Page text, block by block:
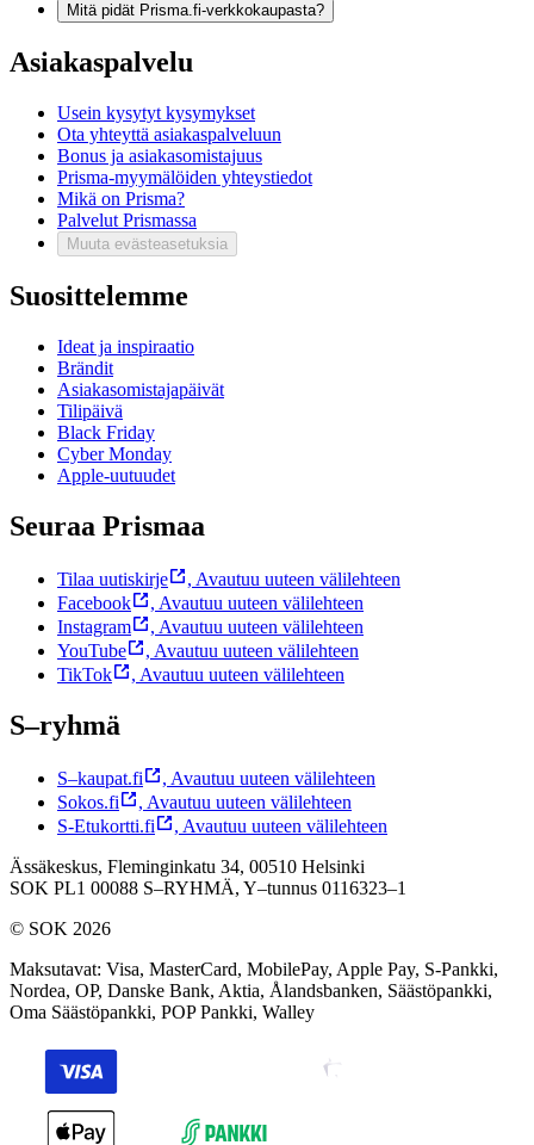
Mitä pidät Prisma.fi-verkkokaupasta?
Asiakaspalvelu
Usein kysytyt kysymykset
Ota yhteyttä asiakaspalveluun
Bonus ja asiakasomistajuus
Prisma-myymälöiden yhteystiedot
Mikä on Prisma?
Palvelut Prismassa
Muuta evästeasetuksia
Suosittelemme
Ideat ja inspiraatio
Brändit
Asiakasomistajapäivät
Tilipäivä
Black Friday
Cyber Monday
Apple-uutuudet
Seuraa Prismaa
Tilaa uutiskirje , Avautuu uuteen välilehteen
Facebook
, Avautuu uuteen välilehteen
Instagram
, Avautuu uuteen välilehteen
YouTube
, Avautuu uuteen välilehteen
TikTok
, Avautuu uuteen välilehteen
S–ryhmä
S–kaupat.fi , Avautuu uuteen välilehteen
Sokos.fi
, Avautuu uuteen välilehteen
S-Etukortti.fi
, Avautuu uuteen välilehteen
Ässäkeskus, Fleminginkatu 34, 00510 Helsinki
SOK PL1 00088 S–RYHMÄ, Y–tunnus 0116323–1
© SOK 2026
Maksutavat: Visa, MasterCard, MobilePay, Apple Pay, S-Pankki,
Nordea, OP, Danske Bank, Aktia, Ålandsbanken, Säästöpankki,
Oma Säästöpankki, POP Pankki, Walley